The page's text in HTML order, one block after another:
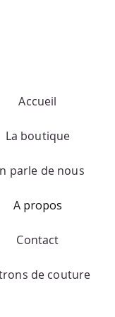
Accueil
La boutique
parle de nous
A propos
Contact
de couture